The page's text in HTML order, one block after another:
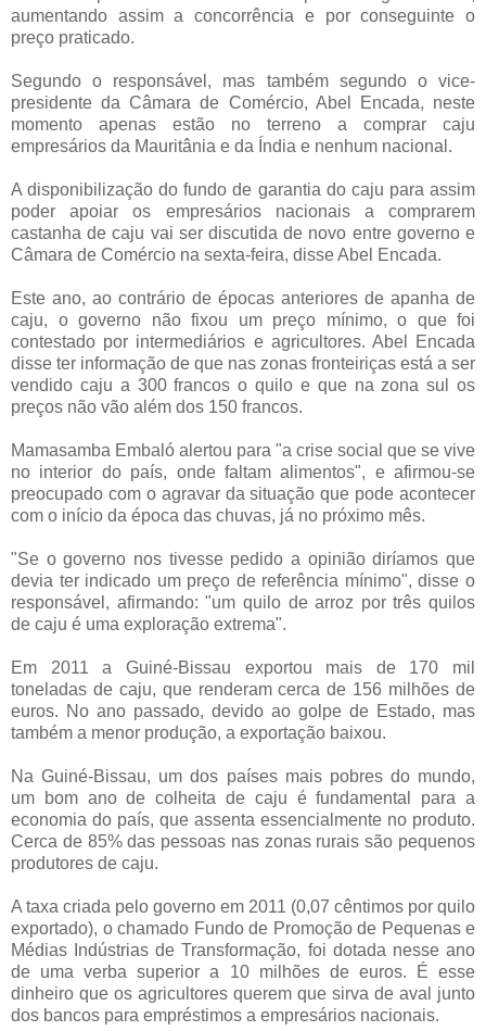
aumentando assim a concorrência e por conseguinte o
preço praticado.
Segundo o responsável, mas também segundo o vice-
presidente da Câmara de Comércio, Abel Encada, neste
momento apenas estão no terreno a comprar caju
empresários da Mauritânia e da Índia e nenhum nacional.
A disponibilização do fundo de garantia do caju para assim
poder apoiar os empresários nacionais a comprarem
castanha de caju vai ser discutida de novo entre governo e
Câmara de Comércio na sexta-feira, disse Abel Encada.
Este ano, ao contrário de épocas anteriores de apanha de
caju, o governo não fixou um preço mínimo, o que foi
contestado por intermediários e agricultores. Abel Encada
disse ter informação de que nas zonas fronteiriças está a ser
vendido caju a 300 francos o quilo e que na zona sul os
preços não vão além dos 150 francos.
Mamasamba Embaló alertou para "a crise social que se vive
no interior do país, onde faltam alimentos", e afirmou-se
preocupado com o agravar da situação que pode acontecer
com o início da época das chuvas, já no próximo mês.
"Se o governo nos tivesse pedido a opinião diríamos que
devia ter indicado um preço de referência mínimo", disse o
responsável, afirmando: "um quilo de arroz por três quilos
de caju é uma exploração extrema".
Em 2011 a Guiné-Bissau exportou mais de 170 mil
toneladas de caju, que renderam cerca de 156 milhões de
euros. No ano passado, devido ao golpe de Estado, mas
também a menor produção, a exportação baixou.
Na Guiné-Bissau, um dos países mais pobres do mundo,
um bom ano de colheita de caju é fundamental para a
economia do país, que assenta essencialmente no produto.
Cerca de 85% das pessoas nas zonas rurais são pequenos
produtores de caju.
A taxa criada pelo governo em 2011 (0,07 cêntimos por quilo
exportado), o chamado Fundo de Promoção de Pequenas e
Médias Indústrias de Transformação, foi dotada nesse ano
de uma verba superior a 10 milhões de euros. É esse
dinheiro que os agricultores querem que sirva de aval junto
dos bancos para empréstimos a empresários nacionais.